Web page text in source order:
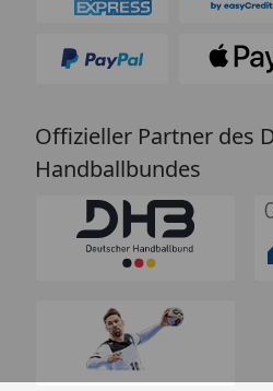
Offizieller Partner des
Handballbundes